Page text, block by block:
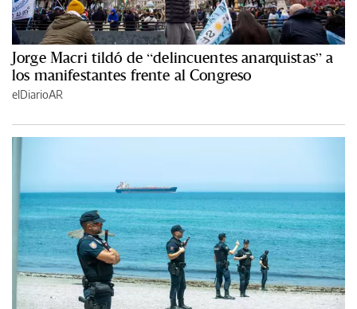
Jorge Macri tildó de “delincuentes anarquistas” a
los manifestantes frente al Congreso
elDiarioAR